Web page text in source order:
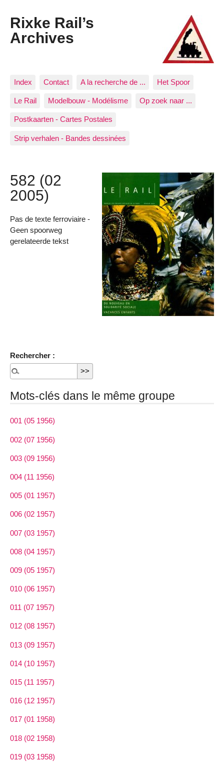
Rixke Rail’s
Archives
Index Contact A la recherche de ... Het Spoor
Le Rail Modelbouw - Modélisme Op zoek naar ...
Postkaarten - Cartes Postales
Strip verhalen - Bandes dessinées
582 (02
2005)
Pas de texte ferroviaire -
Geen spoorweg
gerelateerde tekst
Rechercher :
Mots-clés dans le même groupe
001 (05 1956)
002 (07 1956)
003 (09 1956)
004 (11 1956)
005 (01 1957)
006 (02 1957)
007 (03 1957)
008 (04 1957)
009 (05 1957)
010 (06 1957)
011 (07 1957)
012 (08 1957)
013 (09 1957)
014 (10 1957)
015 (11 1957)
016 (12 1957)
017 (01 1958)
018 (02 1958)
019 (03 1958)